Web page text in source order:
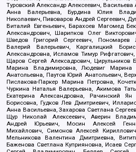
Туровский Александр Алексеевич, Васильева
Анна Валерьевна, Бурдина Юлия
Николаевич, Пивоваров Андрей Сергеевич,
Виталий Евгеньевич, Барахоев Магомед
Александрович, Шарипков Олег
Шведов Григорий Сергеевич, Пономарев
Валерий Валерьевич, Каргалицкий
Александровна, Исламов Тимур
Щаров Сергей Алексадрович, Цирульников
Марина Владимировна, Людевиг Марина
Анатольевна, Паутов Юрий Анатольевич,
Пислакова-Паркер Марина Петровна,
Чуркина Наталья Валерьевна, Акимова
Екатерина Александровна, Рачинский
Борисовна, Гудков Лев Дмитриевич,
Анна Васильевна, Захарова Светлана
Щур Николай Алексеевич, Аверин
Андрей Юрьевич, Мосин Алексей
Михайлович, Симонов Алексей
Мельникова Валентина Дмитриевна,
Баженова Светлана Куприяновна, Исаев